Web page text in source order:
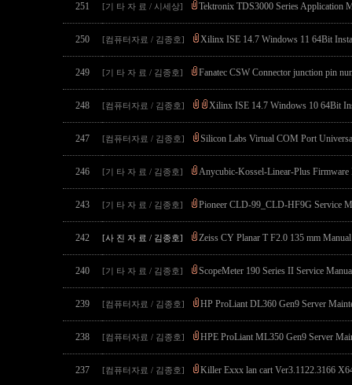
251 [기 타 자 료 / 시세상] Tektronix TDS3000 Series Application
250 [컴퓨터자료 / 김종호] Xilinx ISE 14.7 Windows 11 64Bit
249 [기 타 자 료 / 김종호] Fanatec CSW Connector junction pin
248 [컴퓨터자료 / 김종호] Xilinx ISE 14.7 Windows 10 64Bit
247 [컴퓨터자료 / 김종호] Silicon Labs Virtual COM Port
246 [기 타 자 료 / 김종호] Anycubic-Kossel-Linear-Plus Firmware
243 [기 타 자 료 / 김종호] Pioneer CLD-99_CLD-HF9G Service
242 [사 진 자 료 / 김종호] Zeiss CY Planar T F2.0 135 mm Manual
240 [기 타 자 료 / 김종호] ScopeMeter 190 Series II Service
239 [컴퓨터자료 / 김종호] HP ProLiant DL360 Gen9 Server
238 [컴퓨터자료 / 김종호] HPE ProLiant ML350 Gen9 Server
237 [컴퓨터자료 / 김종호] Killer Exxx lan cart Ver3.1122.3166